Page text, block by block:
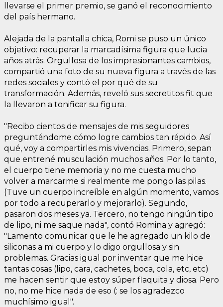
llevarse el primer premio, se ganó el reconocimiento
del país hermano.
Alejada de la pantalla chica, Romi se puso un único
objetivo: recuperar la marcadísima figura que lucía
años atrás. Orgullosa de los impresionantes cambios,
compartió una foto de su nueva figura a través de las
redes sociales y contó el por qué de su
transformación. Además, reveló sus secretitos fit que
la llevaron a tonificar su figura.
"Recibo cientos de mensajes de mis seguidores
preguntándome cómo logre cambios tan rápido. Así
qué, voy a compartirles mis vivencias. Primero, sepan
que entrené musculación muchos años. Por lo tanto,
el cuerpo tiene memoria y no me cuesta mucho
volver a marcarme si realmente me pongo las pilas.
(Tuve un cuerpo increíble en algún momento, vamos
por todo a recuperarlo y mejorarlo). Segundo,
pasaron dos meses ya. Tercero, no tengo ningún tipo
de lipo, ni me saque nada", contó Romina y agregó:
"Lamento comunicar que le he agregado un kilo de
siliconas a mi cuerpo y lo digo orgullosa y sin
problemas. Gracias igual por inventar que me hice
tantas cosas (lipo, cara, cachetes, boca, cola, etc, etc)
me hacen sentir que estoy súper flaquita y diosa. Pero
no, no me hice nada de eso (: se los agradezco
muchísimo igual".